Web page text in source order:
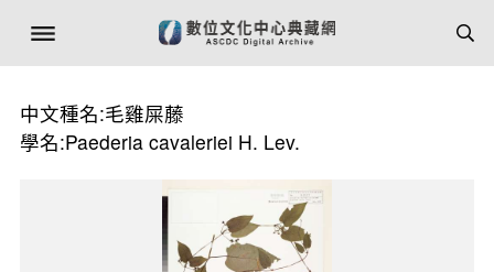
中文種名:毛雞屎藤
學名:Paederia cavaleriei H. Lev.